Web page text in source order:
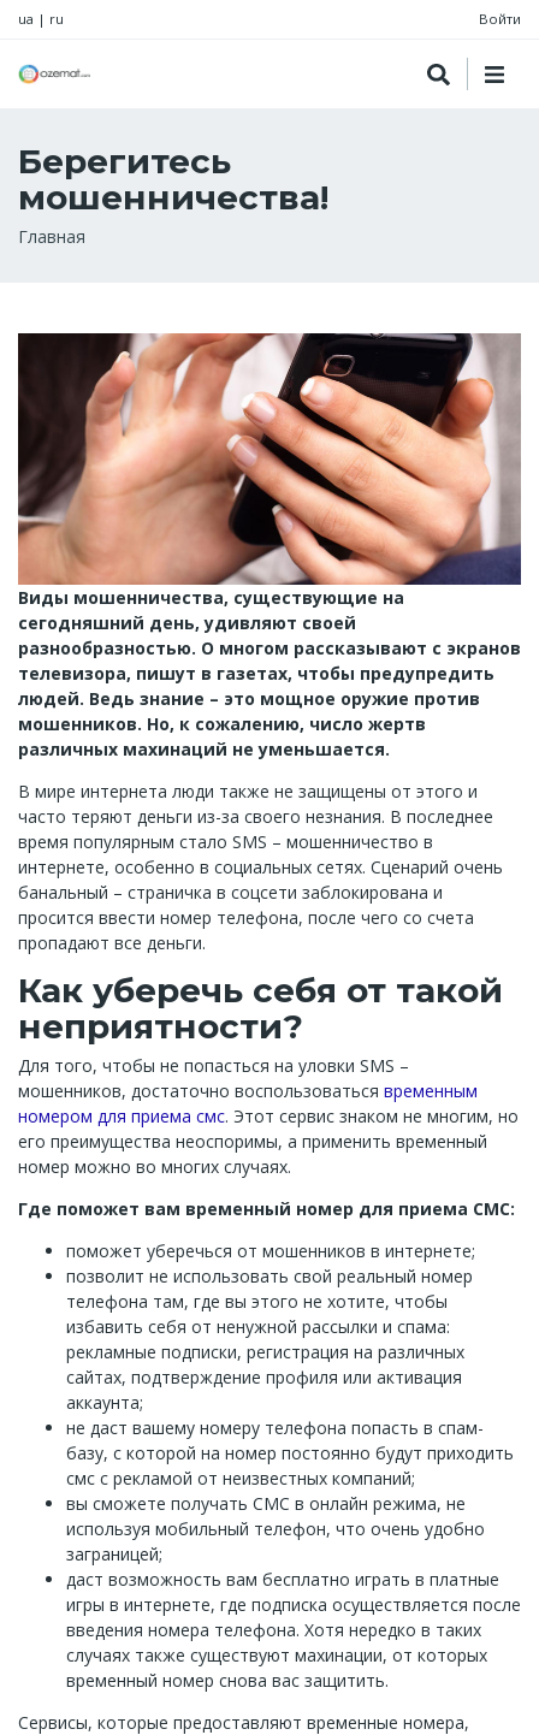
ua | ru Войти
Берегитесь
мошенничества!
Строка
Главная
Виды мошенничества, существующие на
сегодняшний день, удивляют своей
разнообразностью. О многом рассказывают с экранов
телевизора, пишут в газетах, чтобы предупредить
людей. Ведь знание – это мощное оружие против
мошенников. Но, к сожалению, число жертв
различных махинаций не уменьшается.
В мире интернета люди также не защищены от этого и
часто теряют деньги из-за своего незнания. В последнее
время популярным стало SMS – мошенничество в
интернете, особенно в социальных сетях. Сценарий очень
банальный – страничка в соцсети заблокирована и
просится ввести номер телефона, после чего со счета
пропадают все деньги.
Как уберечь себя от такой
неприятности?
Для того, чтобы не попасться на уловки SMS –
мошенников, достаточно воспользоваться временным
номером для приема смс. Этот сервис знаком не многим, но
его преимущества неоспоримы, а применить временный
номер можно во многих случаях.
Где поможет вам временный номер для приема СМС:
поможет уберечься от мошенников в интернете;
позволит не использовать свой реальный номер
телефона там, где вы этого не хотите, чтобы
избавить себя от ненужной рассылки и спама:
рекламные подписки, регистрация на различных
сайтах, подтверждение профиля или активация
аккаунта;
не даст вашему номеру телефона попасть в спам-
базу, с которой на номер постоянно будут приходить
смс с рекламой от неизвестных компаний;
вы сможете получать СМС в онлайн режима, не
используя мобильный телефон, что очень удобно
заграницей;
даст возможность вам бесплатно играть в платные
игры в интернете, где подписка осуществляется после
введения номера телефона. Хотя нередко в таких
случаях также существуют махинации, от которых
временный номер снова вас защитить.
Сервисы, которые предоставляют временные номера,